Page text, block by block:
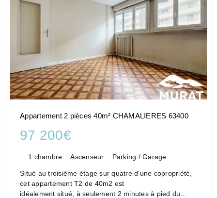
Appartement 2 pièces 40m² CHAMALIERES 63400
97 200€
1 chambre Ascenseur Parking / Garage
Situé au troisième étage sur quatre d'une copropriété,
cet appartement T2 de 40m2 est
idéalement situé, à seulement 2 minutes à pied du